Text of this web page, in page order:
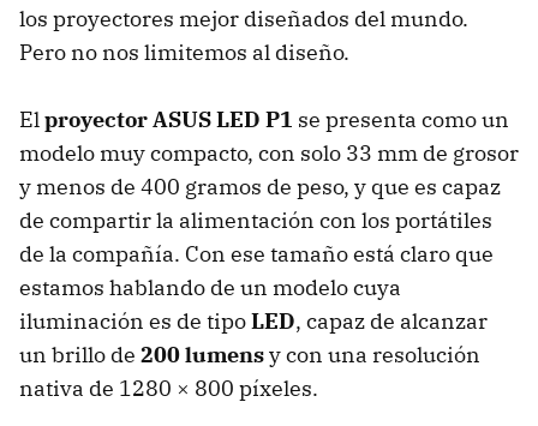
los proyectores mejor diseñados del mundo.
Pero no nos limitemos al diseño.
ElproyectorASUSLED P1 se presenta como un
modelo muy compacto, con solo 33 mm de grosor
y menos de 400 gramos de peso, y que es capaz
de compartir la alimentación con los portátiles
de la compañía. Con ese tamaño está claro que
estamos hablando de un modelo cuya
iluminación es de tipoLED, capaz de alcanzar
un brillo de 200 lumensy con una resolución
nativa de 1280 × 800 píxeles.